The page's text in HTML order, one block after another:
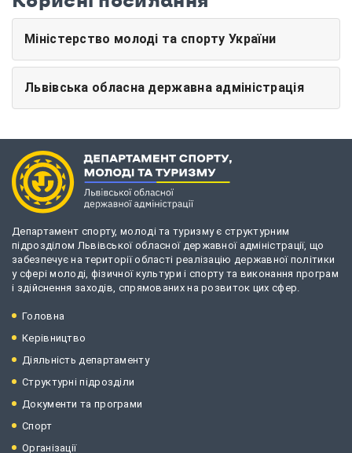
Міністерство молоді та спорту України
Львівська обласна державна адміністрація
Департамент спорту, молоді та туризму є структурним
підрозділом Львівської обласної державної адміністрації, що
забезпечує на території області реалізацію державної політики
у сфері молоді, фізичної культури і спорту та виконання програм
і здійснення заходів, спрямованих на розвиток цих сфер.
Головна
Керівництво
Діяльність департаменту
Структурні підрозділи
Документи та програми
Спорт
Організації